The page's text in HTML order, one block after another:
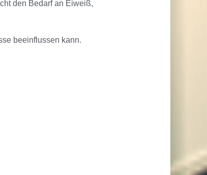
den Bedarf an Eiweiß,
beeinflussen kann.